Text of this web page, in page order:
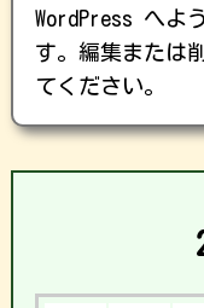
WordPress へよ
す。編集または
てください。